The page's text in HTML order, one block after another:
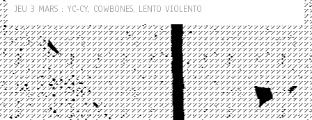
JEU 3 MARS : YC-CY, COWBONES, LENTO VIOLENTO